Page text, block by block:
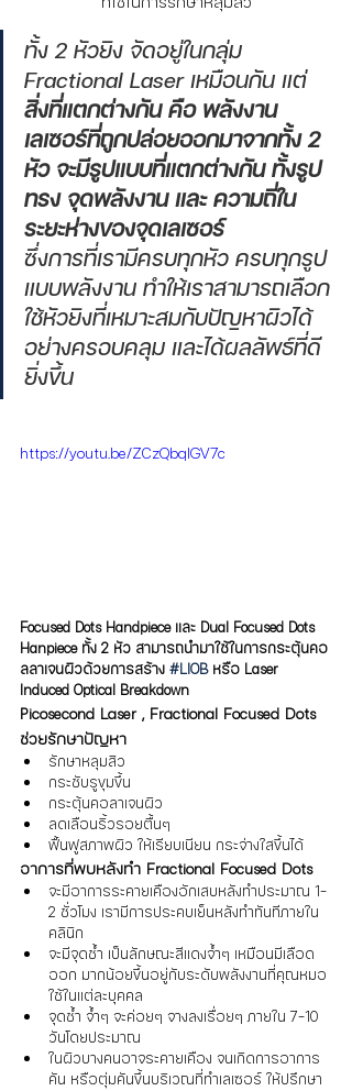
ทั้ง 2 หัวยิง จัดอยู่ในกลุ่ม
Fractional Laser เหมือนกัน แต่
สิ่งที่แตกต่างกัน คือ พลังงาน
เลเซอร์ที่ถูกปล่อยออกมาจากทั้ง 2
หัว จะมีรูปแบบที่แตกต่างกัน ทั้งรูป
ทรง จุดพลังงาน และ ความถี่ใน
ระยะห่างของจุดเลเซอร์
ซึ่งการที่เรามีครบทุกหัว ครบทุกรูป
แบบพลังงาน ทำให้เราสามารถเลือก
ใช้หัวยิงที่เหมาะสมกับปัญหาผิวได้
อย่างครอบคลุม และได้ผลลัพธ์ที่ดี
ยิ่งขึ้น
https://youtu.be/ZCzQbqlGV7c
Focused Dots Handpiece และ Dual Focused Dots
Hanpiece ทั้ง 2 หัว สามารถนำมาใช้ในการกระตุ้นคอ
ลลาเจนผิวด้วยการสร้าง #LIOB หรือ Laser
Induced Optical Breakdown
Picosecond Laser , Fractional Focused Dots
ช่วยรักษาปัญหา
รักษาหลุมสิว
กระชับรูขุมขึ้น
กระตุ้นคอลาเจนผิว
ลดเลือนริ้วรอยตื้นๆ
ฟื้นฟูสภาพผิว ให้เรียบเนียน กระจ่างใสขึ้นได้
อาการที่พบหลังทำ Fractional Focused Dots
จะมีอาการระคายเคืองอักเสบหลังทำประมาณ 1-
2 ชั่วโมง เรามีการประคบเย็นหลังทำทันทีภายใน
คลินิก
จะมีจุดช้ำ เป็นลักษณะสีแดงจ้ำๆ เหมือนมีเลือด
ออก มากน้อยขึ้นอยู่กับระดับพลังงานที่คุณหมอ
ใช้ในแต่ละบุคคล
จุดช้ำ จ้ำๆ จะค่อยๆ จางลงเรื่อยๆ ภายใน 7-10
วันโดยประมาณ
ในผิวบางคนอาจระคายเคือง จนเกิดการอาการ
คัน หรือตุ่มคันขึ้นบริเวณที่ทำเลเซอร์ ให้ปรึกษา